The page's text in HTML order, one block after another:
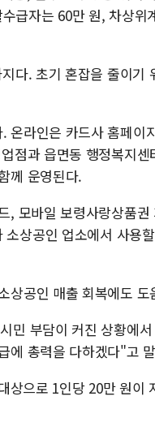
급자는 60만 원, 차상
다. 초기 혼잡을 줄이기
온라인은 카드사 홈페
점과 읍면동 행정복지
께 운영된다.
, 모바일 보령사랑상품
상공인 업소에서 사용
상공인 매출 회복에도
민 부담이 커진 상황에
에 총력을 다하겠다"고
으로 1인당 20만 원이